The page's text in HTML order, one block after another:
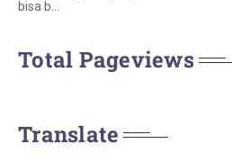
bisa b…
Total Pageviews
Translate